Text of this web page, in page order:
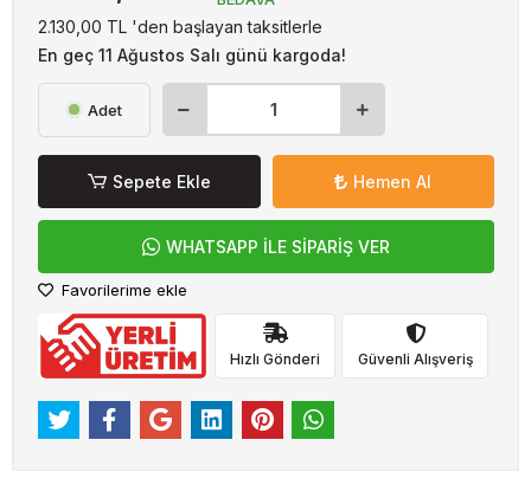
2.130,00 TL 'den başlayan taksitlerle
En geç 11 Ağustos Salı günü kargoda!
Adet
Sepete Ekle Hemen Al
WHATSAPP İLE SİPARİŞ VER
Favorilerime ekle
Hızlı Gönderi Güvenli Alışveriş